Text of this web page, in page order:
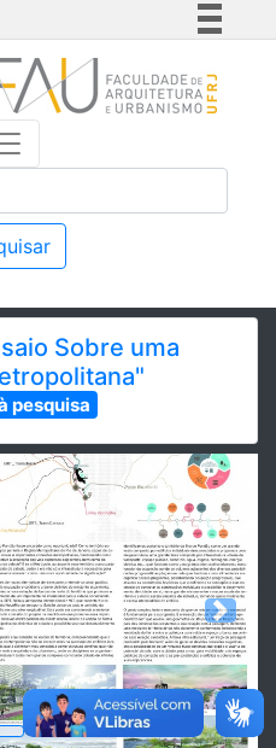
Simplifique!
Comunica BR
Acesso à informação
Sobre uma
pesquisa
Next